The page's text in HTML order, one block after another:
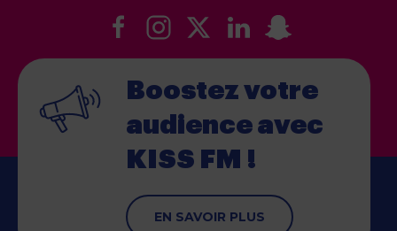
Boostez votre
audience avec
KISS FM !
EN SAVOIR PLUS